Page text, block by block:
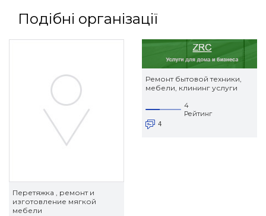
Подібні організації
Перетяжка , ремонт и
изготовление мягкой
мебели
Ремонт бытовой техники,
мебели, клининг услуги
4
Рейтинг
4